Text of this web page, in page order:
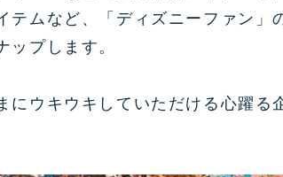
テムなど、「ディズニーファン」
プします。
にウキウキしていただける心躍る